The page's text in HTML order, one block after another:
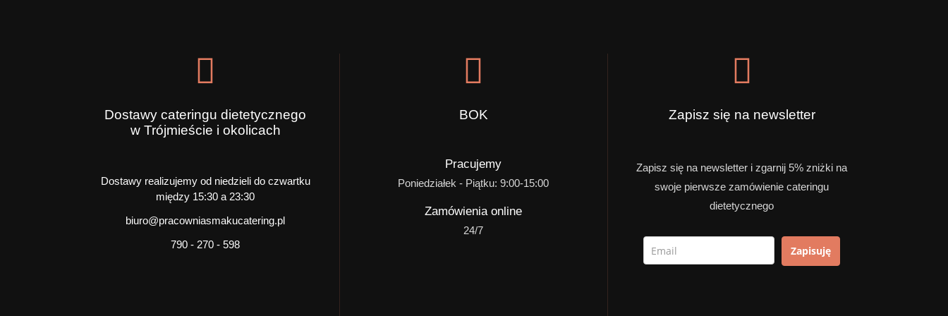
Dostawy cateringu dietetycznego
w Trójmieście i okolicach
Dostawy realizujemy od niedzieli do czwartku
między 15:30 a 23:30
biuro@pracowniasmakucatering.pl
790 - 270 - 598
BOK
Pracujemy
Poniedziałek - Piątku: 9:00-15:00
Zamówienia online
24/7
Zapisz się na newsletter
Zapisz się na newsletter i zgarnij 5% zniżki na
swoje pierwsze zamówienie cateringu
dietetycznego
Zapisuję